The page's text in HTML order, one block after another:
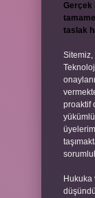
Gerçek
taslak
Sitemiz,
proaktif
Hukuka